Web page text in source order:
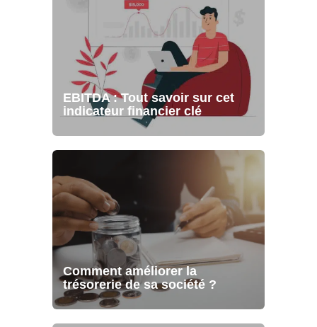
EBITDA : Tout savoir sur cet
indicateur financier clé
Comment améliorer la
trésorerie de sa société ?